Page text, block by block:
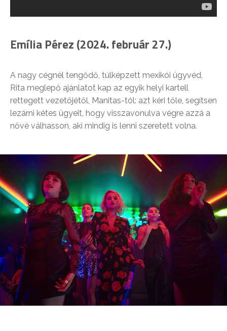
Emília Pérez (2024. február 27.)
A nagy cégnél tengődő, túlképzett mexikói ügyvéd,
Rita meglepő ajánlatot kap az egyik helyi kartell
rettegett vezetőjétől, Manitas-tól: azt kéri tőle, segítsen
lezárni kétes ügyeit, hogy visszavonulva végre azzá a
nővé válhasson, aki mindig is lenni szeretett volna.